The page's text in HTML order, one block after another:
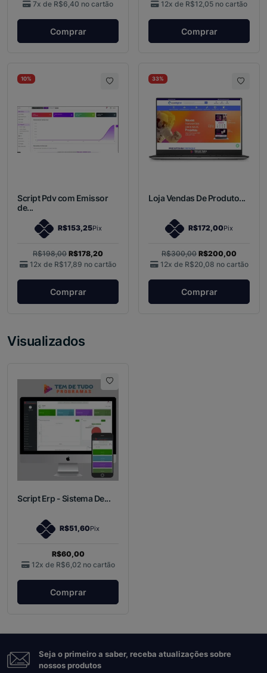
7x de R$6,40 no cartão
Comprar
12x de R$12,05 no cartão
Comprar
10%
Script Pdv com Emissor
de...
R$153,25Pix
R$198,00 R$178,20
12x de R$17,89 no cartão
Comprar
33%
Loja Vendas De Produto...
R$172,00Pix
R$300,00 R$200,00
12x de R$20,08 no cartão
Comprar
Visualizados
Script Erp - Sistema De...
R$51,60Pix
R$60,00
12x de R$6,02 no cartão
Comprar
Seja o primeiro a saber, receba atualizações sobre
nossos produtos